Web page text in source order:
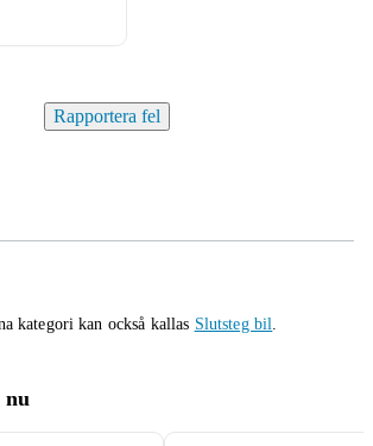
Rapportera fel
kategori kan också kallas Slutsteg bil.
nu